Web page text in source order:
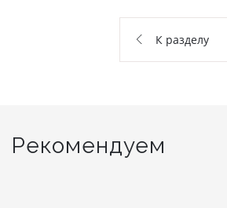
К разделу
Рекомендуем